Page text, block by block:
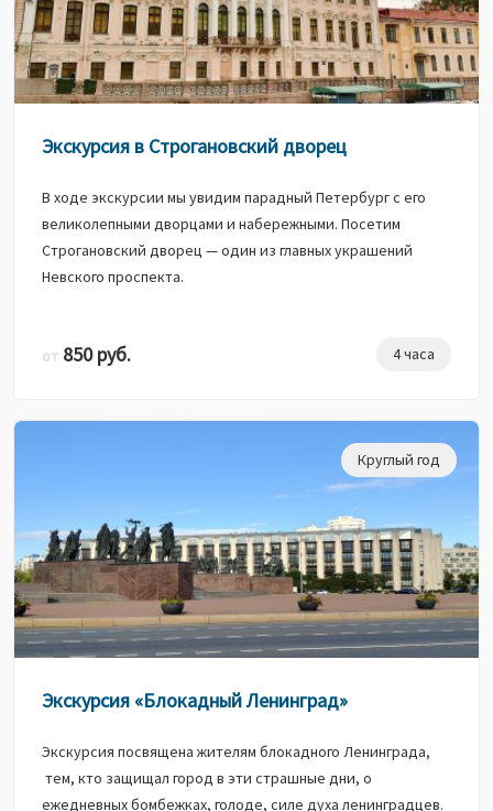
Экскурсия в Строгановский дворец
В ходе экскурсии мы увидим парадный Петербург с его
великолепными дворцами и набережными. Посетим
Строгановский дворец — один из главных украшений
Невского проспекта.
от 850 руб. 4 часа
Круглый год
Экскурсия «Блокадный Ленинград»
Экскурсия посвящена жителям блокадного Ленинграда,
тем, кто защищал город в эти страшные дни, о
ежедневных бомбежках, голоде, силе духа ленинградцев.